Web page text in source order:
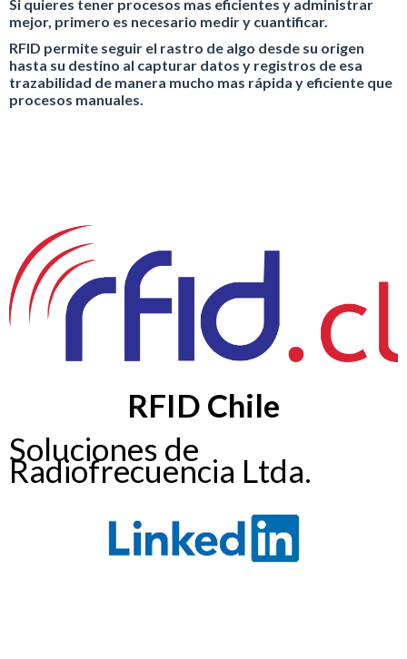
Si quieres tener procesos mas eficientes y administrar
mejor, primero es necesario medir y cuantificar.
RFID permite seguir el rastro de algo desde su origen
hasta su destino al capturar datos y registros de esa
trazabilidad de manera mucho mas rápida y eficiente que
procesos manuales.
RFID Chile
Soluciones de
Radiofrecuencia Ltda.